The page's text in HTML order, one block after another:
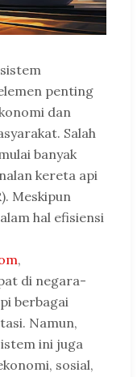
penting
dan
Salah
banyak
kereta api
Meskipun
hal efisiensi
,
di negara-
berbagai
Namun,
ini juga
sosial,